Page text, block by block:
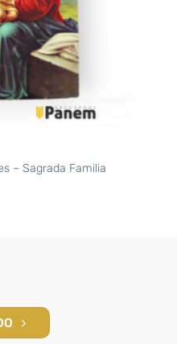
– Sagrada Familia